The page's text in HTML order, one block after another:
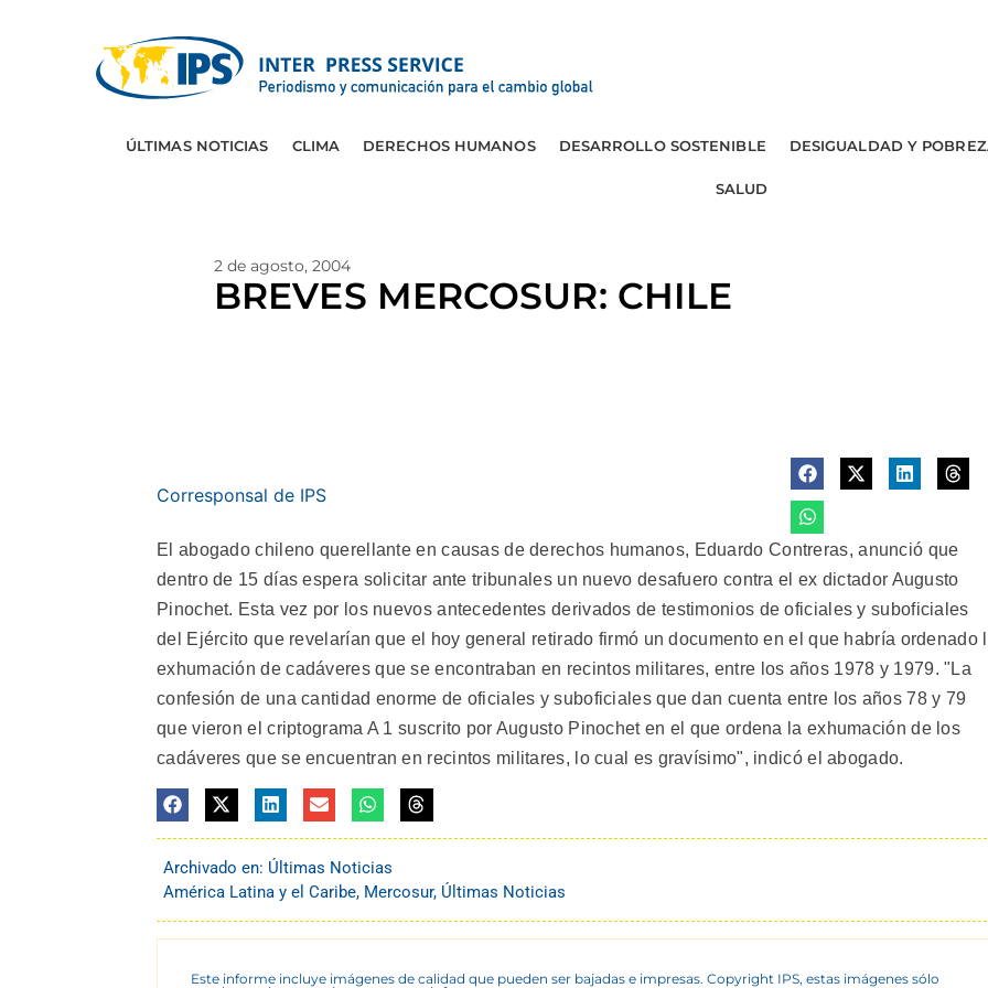
ÚLTIMAS NOTICIAS CLIMA DERECHOS HUMANOS DESARROLLO SOSTENIBLE DESIGUALDAD Y
SALUD
2 de agosto, 2004
BREVES MERCOSUR: CHILE
Corresponsal de IPS
El abogado chileno querellante en causas de derechos humanos, Eduardo Contreras, anunció que
dentro de 15 días espera solicitar ante tribunales un nuevo desafuero contra el ex dictador Augusto
Pinochet. Esta vez por los nuevos antecedentes derivados de testimonios de oficiales y suboficiales
del Ejército que revelarían que el hoy general retirado firmó un documento en el que habría ordenado
exhumación de cadáveres que se encontraban en recintos militares, entre los años 1978 y 1979. "La
confesión de una cantidad enorme de oficiales y suboficiales que dan cuenta entre los años 78 y 79
que vieron el criptograma A 1 suscrito por Augusto Pinochet en el que ordena la exhumación de los
cadáveres que se encuentran en recintos militares, lo cual es gravísimo", indicó el abogado.
Archivado en: Últimas Noticias
América Latina y el Caribe, Mercosur, Últimas Noticias
Este informe incluye imágenes de calidad que pueden ser bajadas e impresas. Copyright IPS, estas imágenes sólo